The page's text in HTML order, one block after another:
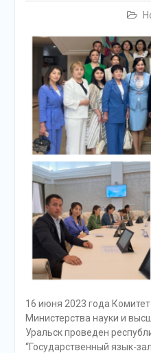
16 июня 2023 года
Министерства науки и
Уральск проведен
“Государственный язык-